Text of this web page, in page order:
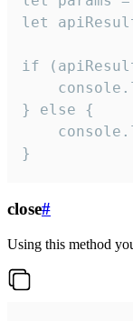
let
if
} else {
}
close#
Using this method